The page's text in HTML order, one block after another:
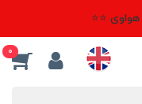
⭐⭐
0